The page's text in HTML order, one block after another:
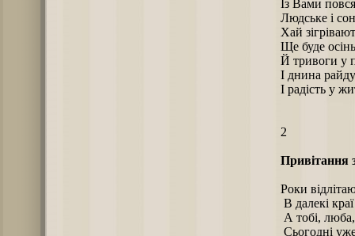
Із Вами
Людське і
Хай
Ще буде
Й тривоги у
І днина
І радість у
2
Привітання
Роки
В далекі
А тобі,
Сьогодні